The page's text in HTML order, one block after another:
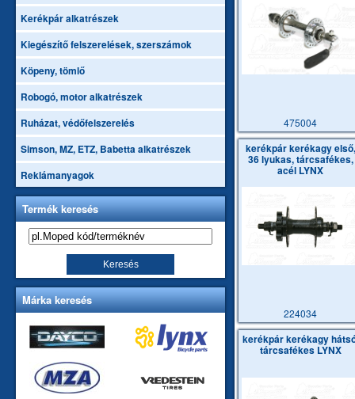
Kerékpár alkatrészek
Kiegészítő felszerelések, szerszámok
Köpeny, tömlő
Robogó, motor alkatrészek
Ruházat, védőfelszerelés
Simson, MZ, ETZ, Babetta alkatrészek
Reklámanyagok
Termék keresés
Márka keresés
475004
kerékpár kerékagy első,
36 lyukas, tárcsafékes,
acél LYNX
224034
kerékpár kerékagy
tárcsafékes LYNX